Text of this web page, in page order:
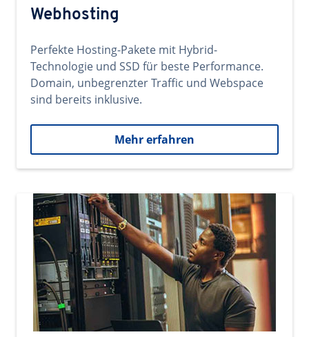
Webhosting
Perfekte Hosting-Pakete mit Hybrid-
Technologie und SSD für beste Performance.
Domain, unbegrenzter Traffic und Webspace
sind bereits inklusive.
Mehr erfahren